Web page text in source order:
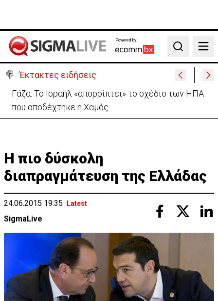
Powered by:
Search
Έκτακτες ειδήσεις
Κατάρρευση τμήματος του μεγαλύτερου
χρυσωρυχείου της Αιγύπτου – Νεκρός εργάτης
Η πιο δύσκολη
διαπραγμάτευση της Ελλάδας
24.06.2015 19:35 Latest
SigmaLive